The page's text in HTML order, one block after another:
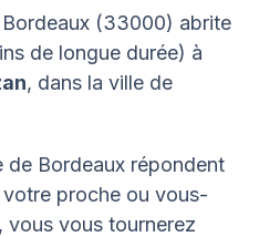
(33000) abrite
de longue durée) à
, dans la ville de
de Bordeaux répondent
proche ou vous-
vous vous tournerez